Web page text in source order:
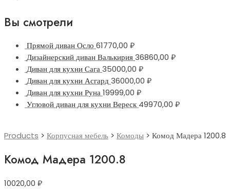
Вы смотрели
Прямой диван Осло 61770,00 ₽
Дизайнерский диван Валькирия36860,00 ₽
Диван для кухни Сага35000,00 ₽
Диван для кухни Асгард36000,00 ₽
Диван для кухни Руна19999,00 ₽
Угловой диван для кухни Вереск 49970,00 ₽
Products > Корпусная мебель > Комоды > Комод Мадера 1200.8
Комод Мадера 1200.8
10020,00 ₽